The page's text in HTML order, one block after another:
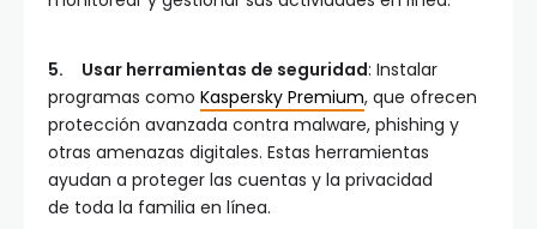
5. Usar herramientas de seguridad: Instalar
programas como Kaspersky Premium, que ofrecen
protección avanzada contra malware, phishing y
otras amenazas digitales. Estas herramientas
ayudan a proteger las cuentas y la privacidad
de toda la familia en línea.